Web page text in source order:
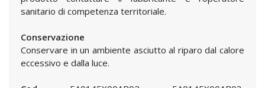
sanitario di competenza territoriale.
Conservazione
Conservare in un ambiente asciutto al riparo dal calore
eccessivo e dalla luce.